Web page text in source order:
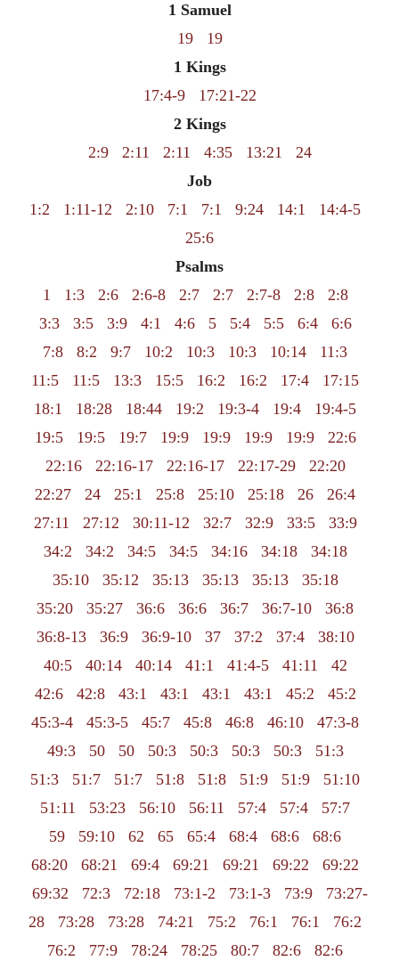
1 Samuel
19
19
1 Kings
17:4-9
17:21-22
2 Kings
2:9
2:11 2:11 4:35 13:21
24
Job
1:2
1:11-12 2:10 7:1 7:1 9:24 14:1
14:4-5
25:6
Psalms
1
1:3 2:6 2:6-8 2:7 2:7 2:7-8 2:8
2:8
3:3
3:5 3:9 4:1 4:6 5 5:4 5:5 6:4
6:6
7:8
8:2 9:7 10:2 10:3 10:3 10:14
11:3
11:5
11:5 13:3 15:5 16:2 16:2 17:4
17:15
18:1
18:28 18:44 19:2 19:3-4 19:4
19:4-5
19:5
19:5 19:7 19:9 19:9 19:9 19:9
22:6
22:16
22:16-17 22:16-17 22:17-29
22:20
22:27
24 25:1 25:8 25:10 25:18 26
26:4
27:11
27:12 30:11-12 32:7 32:9 33:5
33:9
34:2
34:2 34:5 34:5 34:16 34:18
34:18
35:10
35:12 35:13 35:13 35:13
35:18
35:20
35:27 36:6 36:6 36:7 36:7-10
36:8
36:8-13
36:9 36:9-10 37 37:2 37:4
38:10
40:5
40:14 40:14 41:1 41:4-5 41:11
42
42:6
42:8 43:1 43:1 43:1 43:1 45:2
45:2
45:3-4
45:3-5 45:7 45:8 46:8 46:10
47:3-8
49:3
50 50 50:3 50:3 50:3 50:3
51:3
51:3
51:7 51:7 51:8 51:8 51:9 51:9
51:10
51:11
53:23 56:10 56:11 57:4 57:4
57:7
59
59:10 62 65 65:4 68:4 68:6
68:6
68:20
68:21 69:4 69:21 69:21 69:22
69:22
69:32
72:3 72:18 73:1-2 73:1-3 73:9
73:27-
28
73:28 73:28 74:21 75:2 76:1 76:1
76:2
76:2
77:9 78:24 78:25 80:7 82:6
82:6